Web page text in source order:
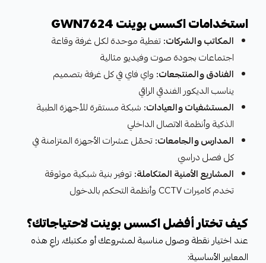
استخدامات اكسس بوينت GWN7624
المكاتب والشركات:تغطية موحدة لكل غرفة وقاعة
اجتماعات بجودة صوت وفيديو مثالية
الفنادق والمنتجعات: واي فاي في كل غرفة بتصميم
يناسب الديكور الفندقي الراقي
المستشفيات والعيادات: شبكة مستقرة للأجهزة الطبية
الذكية وأنظمة الاتصال الداخلي
المدارس والجامعات:تحمّل عشرات الأجهزة المتزامنة في
كل فصل دراسي
المشاريع الأمنية المتكاملة:توفير بنية شبكية موثوقة
تخدم كاميرات CCTV وأنظمة التحكم بالدخول
كيف تختار أفضل اكسس بوينت لاحتياجاتك؟
عند اختيار نقطة وصول مناسبة لمشروعك أو مكتبك، راعِ هذه
المعايير الأساسية: